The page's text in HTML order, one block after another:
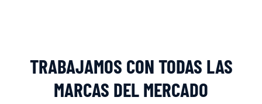
TRABAJAMOS CON TODAS LAS
MARCAS DEL MERCADO